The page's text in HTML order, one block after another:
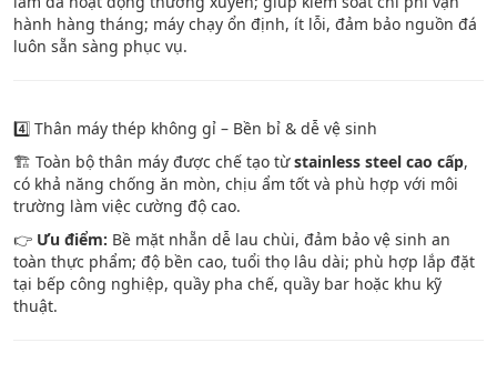
hành hàng tháng; máy chạy ổn định, ít lỗi, đảm bảo nguồn đá
luôn sẵn sàng phục vụ.
4️⃣ Thân máy thép không gỉ – Bền bỉ & dễ vệ sinh
🏗️ Toàn bộ thân máy được chế tạo từstainless steel cao cấp,
có khả năng chống ăn mòn, chịu ẩm tốt và phù hợp với môi
trường làm việc cường độ cao.
👉 Ưu điểm: Bề mặt nhẵn dễ lau chùi, đảm bảo vệ sinh an
toàn thực phẩm; độ bền cao, tuổi thọ lâu dài; phù hợp lắp đặt
tại bếp công nghiệp, quầy pha chế, quầy bar hoặc khu kỹ
thuật.